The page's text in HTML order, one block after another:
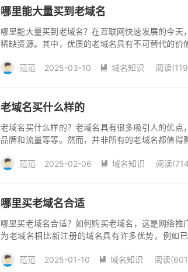
哪里能大量买到老域名
哪里能大量买到老域名？在互联网快速发展的今天
稀缺资源。其中，优质的老域名具有不可替代的价
范范
2025-03-10  域名知识 阅读
老域名买什么样的
老域名买什么样的？老域名具有很多吸引人的优点
品牌和流量等等。然而，并非所有的老域名都值得
范范
2025-02-06  域名知识 阅读
哪里买老域名合适
哪里买老域名合适？如何购买老域名，这是网络推
为老域名相比新注册的域名具有许多优势，例如
的安全和公正。以下是几个购买老域名的途径：
范范 2025-01-10  域名知识 阅读